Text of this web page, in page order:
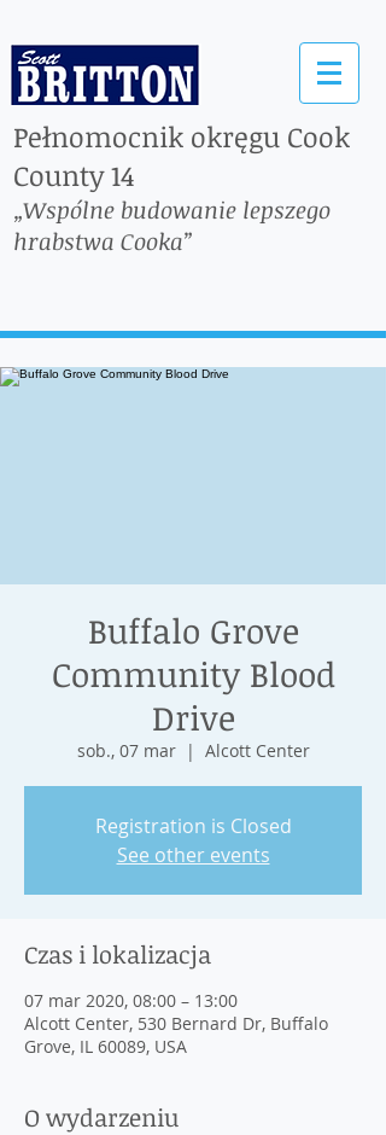
Pełnomocnik okręgu Cook
County 14
„Wspólne budowanie lepszego
hrabstwa Cooka”
Buffalo Grove
Community Blood
Drive
sob., 07 mar
  |
Alcott Center
Registration is Closed
See other events
Czas i lokalizacja
07 mar 2020, 08:00 – 13:00
Alcott Center, 530 Bernard Dr, Buffalo
Grove, IL 60089, USA
O wydarzeniu